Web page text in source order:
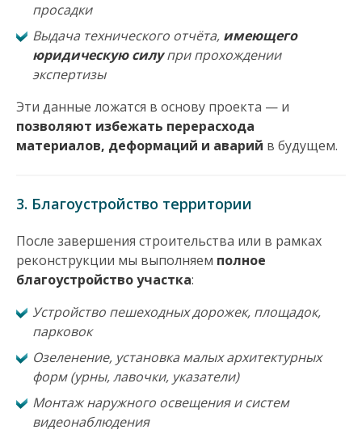
просадки
Выдача технического отчёта, имеющего
юридическую силупри прохождении
экспертизы
Эти данные ложатся в основу проекта — и
позволяют избежать перерасхода
материалов, деформаций и аварий в будущем.
3. Благоустройство территории
После завершения строительства или в рамках
реконструкции мы выполняем полное
благоустройство участка:
Устройство пешеходных дорожек, площадок,
парковок
Озеленение, установка малых архитектурных
форм (урны, лавочки, указатели)
Монтаж наружного освещения и систем
видеонаблюдения